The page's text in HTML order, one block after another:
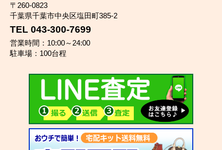
〒260-0823
千葉県千葉市中央区塩田町385-2
TEL 043-300-7699
営業時間：10:00～24:00
駐車場：100台程